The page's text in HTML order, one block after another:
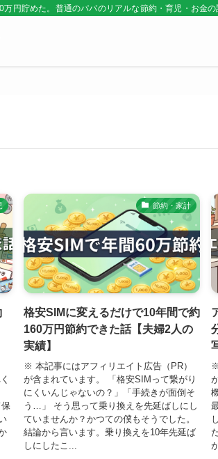
円貯めた。普通のパパのリアルな節約・育児・お金の
節約・家計
格安SIMに変えるだけで10年間で約
160万円節約できた話【夫婦2人の
実績】
※ 本記事にはアフィリエイト広告（PR）
が含まれています。 「格安SIMって繋がり
にくいんじゃないの？」「手続きが面倒そ
う…」 そう思って乗り換えを先延ばしにし
ていませんか？かつての僕もそうでした。
結論から言います。乗り換えを10年先延ば
しにしたこ...